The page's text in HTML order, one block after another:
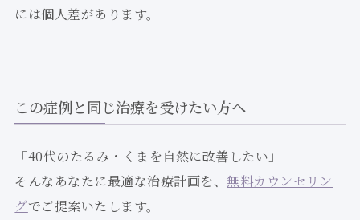
には個人差があります。
この症例と同じ治療を受けたい方へ
「40代のたるみ・くまを自然に改善したい」
そんなあなたに最適な治療計画を、無料カウンセリン
グでご提案いたします。